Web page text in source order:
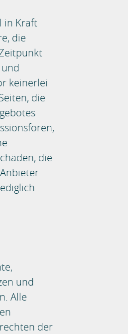
in Kraft
die
keinerlei
die
die
und
Alle
der